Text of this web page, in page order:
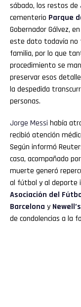
sábado, los restos de
cementerio Parque
Gobernador Gálvez,
este dato todavía no
familia, por lo que
procedimiento se
preservar esos
la despedida
personas.
Jorge Messi había
recibió atención
Según informó
casa, acompañado
muerte generó
al fútbol y al deporte
Asociación del
Barcelona y
de condolencias a la